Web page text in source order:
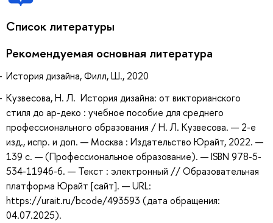
Список литературы
Рекомендуемая основная литература
История дизайна, Филл, Ш., 2020
Кузвесова, Н. Л. История дизайна: от викторианского
стиля до ар-деко : учебное пособие для среднего
профессионального образования / Н. Л. Кузвесова. — 2-е
изд., испр. и доп. — Москва : Издательство Юрайт, 2022. —
139 с. — (Профессиональное образование). — ISBN 978-5-
534-11946-6. — Текст : электронный // Образовательная
платформа Юрайт [сайт]. — URL:
https://urait.ru/bcode/493593 (дата обращения:
04.07.2025).